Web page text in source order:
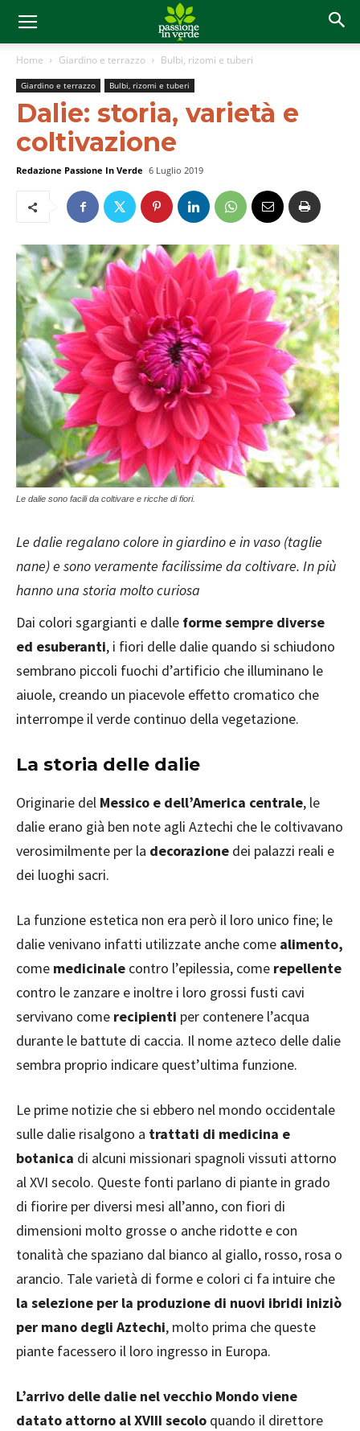
Home Giardino e terrazzo Bulbi, rizomi e tuberi
Giardino e terrazzo Bulbi, rizomi e tuberi
Dalie: storia, varietà e
coltivazione
Redazione Passione In Verde 6 Luglio 2019
Le dalie sono facili da coltivare e ricche di fiori.
Le dalie regalano colore in giardino e in vaso (taglie
nane) e sono veramente facilissime da coltivare. In più
hanno una storia molto curiosa
Dai colori sgargianti e dalle forme sempre diverse
ed esuberanti, i fiori delle dalie quando si schiudono
sembrano piccoli fuochi d’artificio che illuminano le
aiuole, creando un piacevole effetto cromatico che
interrompe il verde continuo della vegetazione.
La storia delle dalie
Originarie del Messico e dell’America centrale, le
dalie erano già ben note agli Aztechi che le coltivavano
verosimilmente per la decorazione dei palazzi reali e
dei luoghi sacri.
La funzione estetica non era però il loro unico fine; le
dalie venivano infatti utilizzate anche come alimento,
come medicinale contro l’epilessia, come repellente
contro le zanzare e inoltre i loro grossi fusti cavi
servivano come recipienti per contenere l’acqua
durante le battute di caccia. Il nome azteco delle dalie
sembra proprio indicare quest’ultima funzione.
Le prime notizie che si ebbero nel mondo occidentale
sulle dalie risalgono a trattati di medicina e
botanica di alcuni missionari spagnoli vissuti attorno
al XVI secolo. Queste fonti parlano di piante in grado
di fiorire per diversi mesi all’anno, con fiori di
dimensioni molto grosse o anche ridotte e con
tonalità che spaziano dal bianco al giallo, rosso, rosa o
arancio. Tale varietà di forme e colori ci fa intuire che
la selezione per la produzione di nuovi ibridi iniziò
per mano degli Aztechi, molto prima che queste
piante facessero il loro ingresso in Europa.
L’arrivo delle dalie nel vecchio Mondo viene
datato attorno al XVIII secolo quando il direttore